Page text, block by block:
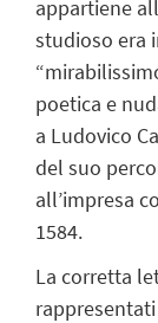
appartiene
studioso era
“
poetica e
a Ludovico
del suo
all’impresa
1584.
La corretta